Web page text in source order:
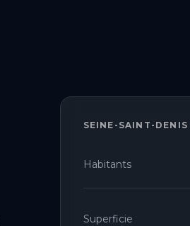
SEINE-SAINT-DENIS
Habitants
Superficie